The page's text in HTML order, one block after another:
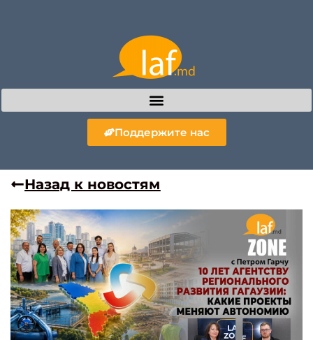
Поддержите нас
Назад к новостям